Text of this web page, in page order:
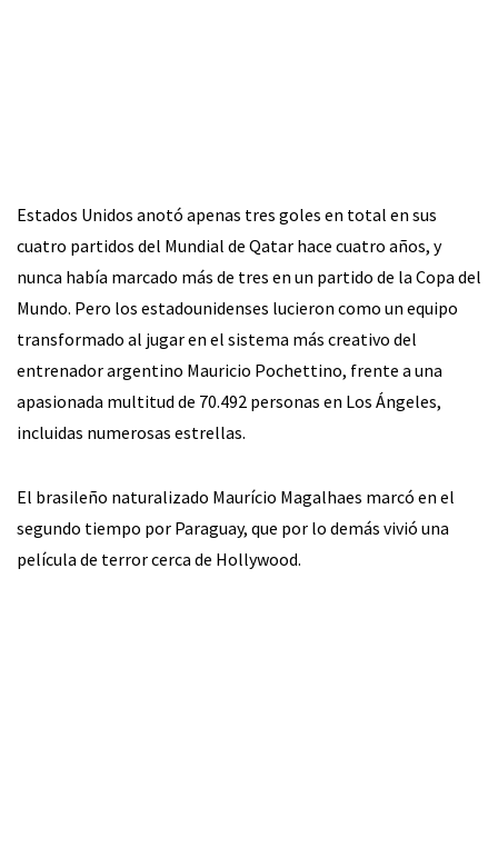
Estados Unidos anotó apenas tres goles en total en sus
cuatro partidos del Mundial de Qatar hace cuatro años, y
nunca había marcado más de tres en un partido de la Copa del
Mundo. Pero los estadounidenses lucieron como un equipo
transformado al jugar en el sistema más creativo del
entrenador argentino Mauricio Pochettino, frente a una
apasionada multitud de 70.492 personas en Los Ángeles,
incluidas numerosas estrellas.
El brasileño naturalizado Maurício Magalhaes marcó en el
segundo tiempo por Paraguay, que por lo demás vivió una
película de terror cerca de Hollywood.